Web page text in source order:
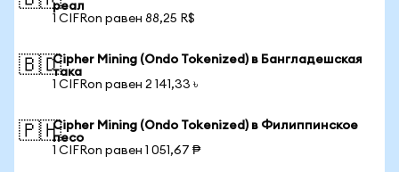
реал
1 CIFRon равен 88,25 R$
🇧🇩Cipher Mining (Ondo Tokenized) в Бангладешская
така
1 CIFRon равен 2 141,33 ৳
🇵🇭Cipher Mining (Ondo Tokenized) в Филиппинское
песо
1 CIFRon равен 1 051,67 ₱